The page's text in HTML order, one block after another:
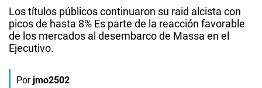
Los títulos públicos continuaron su raid alcista con
picos de hasta 8% Es parte de la reacción favorable
de los mercados al desembarco de Massa en el
Ejecutivo.
Por jmo2502